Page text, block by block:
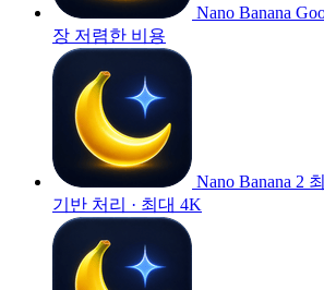
Nano Banana
장 저렴한 비용
Nano Banana 2
기반 처리 · 최대 4K